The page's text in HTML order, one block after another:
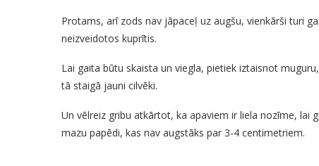
Protams, arī zods nav jāpaceļ uz augšu, vienkārši turi
neizveidotos kuprītis.
Lai gaita būtu skaista un viegla, pietiek iztaisnot
tā staigā jauni cilvēki.
Un vēlreiz gribu atkārtot, ka apaviem ir liela nozīme, lai
mazu papēdi, kas nav augstāks par 3-4 centimetriem.